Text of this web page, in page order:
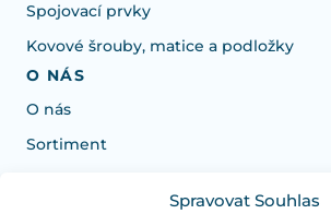
Spravovat Souhlas
Spojovací prvky
Kovové šrouby, matice a podložky
O NÁS
O nás
Sortiment